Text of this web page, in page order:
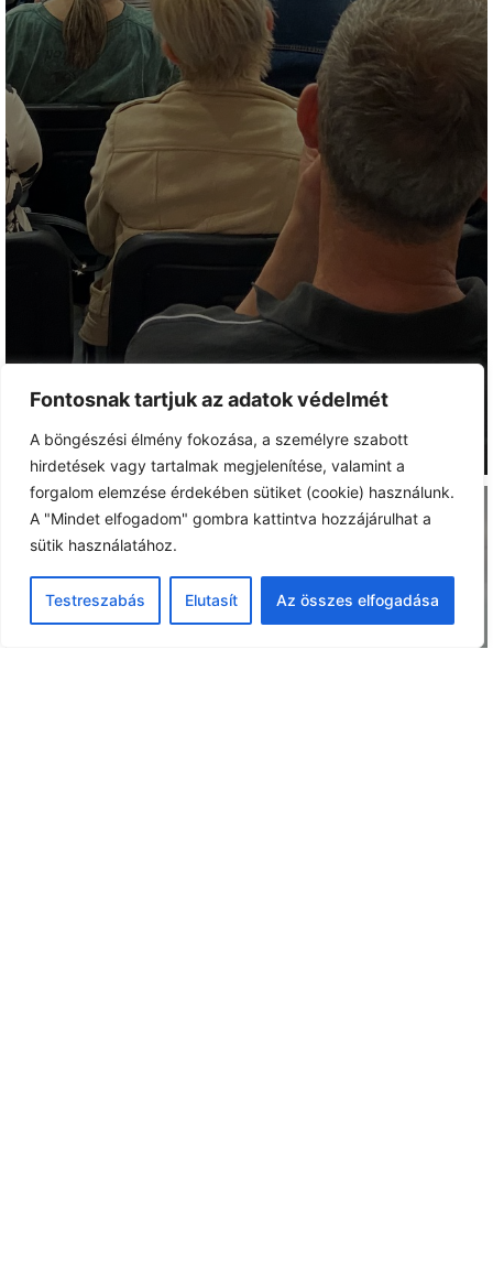
Fontosnak tartjuk az adatok védelmét
A böngészési élmény fokozása, a személyre szabott
hirdetések vagy tartalmak megjelenítése, valamint a
forgalom elemzése érdekében sütiket (cookie) használunk.
A "Mindet elfogadom" gombra kattintva hozzájárulhat a
sütik használatához.
Testreszabás Elutasít Az összes elfogadása